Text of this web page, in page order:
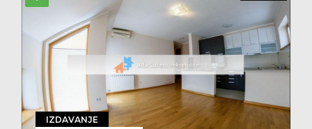
IZDAVANJE